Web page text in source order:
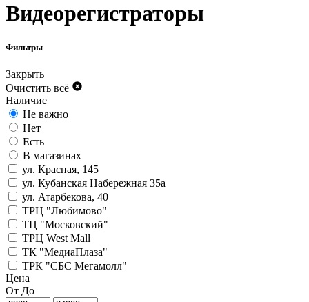
Видеорегистраторы
Фильтры
Закрыть
Очистить всё
Наличие
Не важно
Нет
Есть
В магазинах
ул. Красная, 145
ул. Кубанская Набережная 35а
ул. Атарбекова, 40
ТРЦ "Любимово"
ТЦ "Московский"
ТРЦ West Mall
ТК "МедиаПлаза"
ТРК "СБС Мегамолл"
Цена
От До